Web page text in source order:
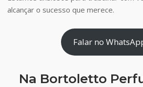
alcançar o sucesso que merece.
Falar no
Na Bortoletto